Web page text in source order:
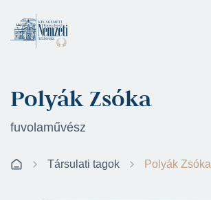
Polyák Zsóka
fuvolaművész
Társulati tagok Polyák Zsóka